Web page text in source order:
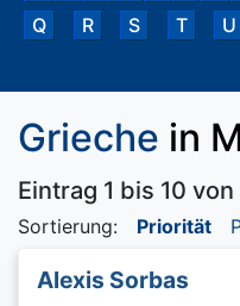
Q
R S T U
Grieche in
Eintrag 1 bis 10
Sortierung: Priorität
Alexis Sorbas